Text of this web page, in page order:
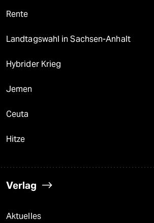
Rente
Landtagswahl in Sachsen-Anhalt
Hybrider Krieg
Jemen
Ceuta
Hitze
Verlag
Aktuelles